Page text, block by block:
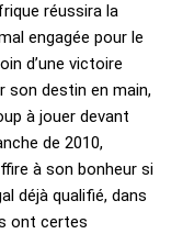
réussira la
engagée pour le
d’une victoire
son destin en main,
à jouer devant
de 2010,
à son bonheur si
déjà qualifié, dans
ont certes